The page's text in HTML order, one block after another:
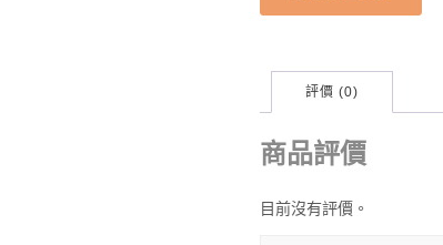
評價 (0)
商品評價
目前沒有評價。